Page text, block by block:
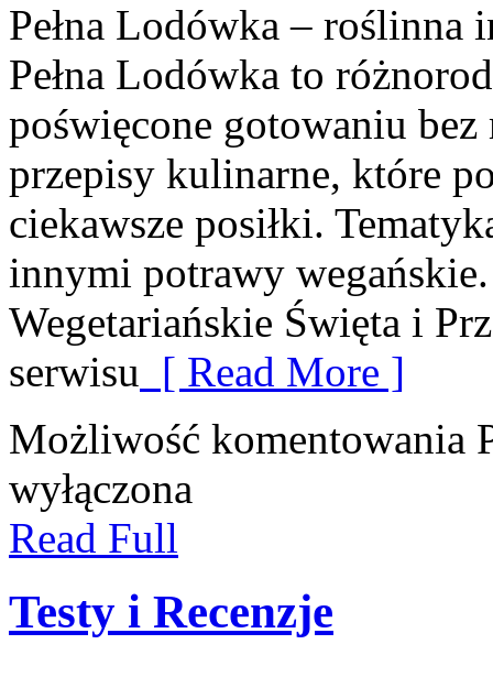
Pełna Lodówka – roślinna
Pełna Lodówka to
poświęcone gotowaniu bez
przepisy kulinarne, które
ciekawsze posiłki.
innymi potrawy
Wegetariańskie Święta i
serwisu [ Read More ]
Możliwość komentowania
wyłączona
Read Full
Testy i Recenzje